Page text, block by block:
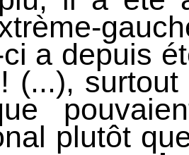
a depuis
(...),
plutôt